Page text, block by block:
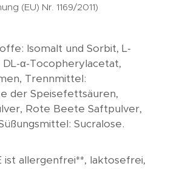
(EU) Nr. 1169/2011)
Isomalt und Sorbit, L-
DL-α-Tocopherylacetat,
Trennmittel:
der Speisefettsäuren,
Rote Beete Saftpulver,
Sucralose.
ist allergenfrei**, laktosefrei,